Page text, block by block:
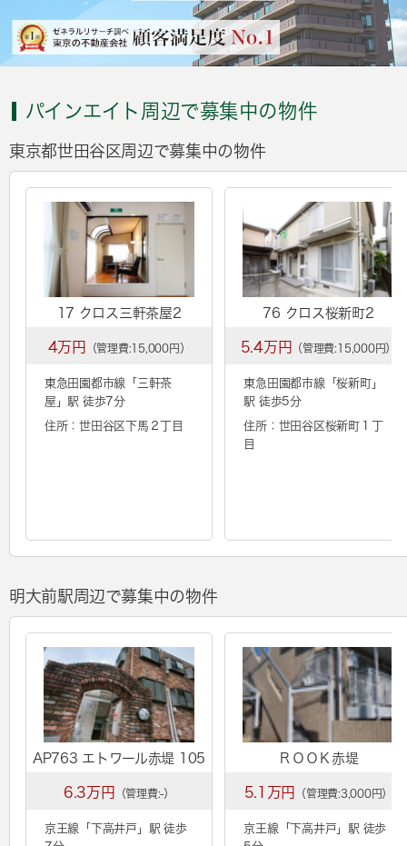
パインエイト周辺で募集中の物件
東京都世田谷区周辺で募集中の物件
17 クロス三軒茶屋2
4万円 （管理費:15,000円）
東急田園都市線「 三軒茶
屋 」駅 徒歩7分
住所：世田谷区下馬２丁目
76 クロス桜新町2
5.4万円 （管理費:15,000円）
東急田園都市線「桜新町」
駅 徒歩5分
住所：世田谷区桜新町１丁
目
明大前駅周辺で募集中の物件
AP763 エトワール赤堤 105
6.3万円 （管理費:-）
京王線「 下高井戸 」駅 徒歩
ＲＯＯＫ赤堤
5.1万円 （管理費:3,000円）
京王線「下高井戸 」駅 徒歩